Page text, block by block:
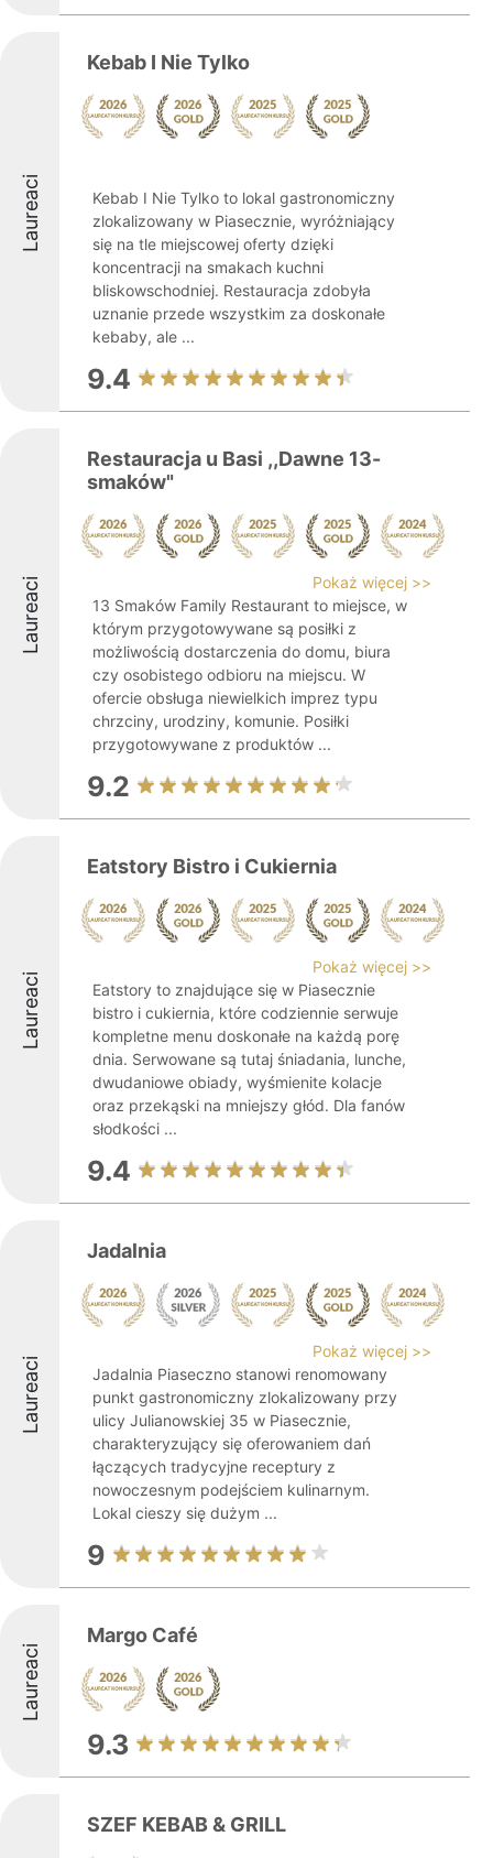
Laureaci
Kebab I Nie Tylko
Kebab I Nie Tylko to lokal gastronomiczny
zlokalizowany w Piasecznie, wyróżniający
się na tle miejscowej oferty dzięki
koncentracji na smakach kuchni
bliskowschodniej. Restauracja zdobyła
uznanie przede wszystkim za doskonałe
kebaby, ale ...
9.4
Laureaci
Restauracja u Basi ,,Dawne 13-
smaków"
Pokaż więcej >>
13 Smaków Family Restaurant to miejsce, w
którym przygotowywane są posiłki z
możliwością dostarczenia do domu, biura
czy osobistego odbioru na miejscu. W
ofercie obsługa niewielkich imprez typu
chrzciny, urodziny, komunie. Posiłki
przygotowywane z produktów ...
9.2
Laureaci
Eatstory Bistro i Cukiernia
Pokaż więcej >>
Eatstory to znajdujące się w Piasecznie
bistro i cukiernia, które codziennie serwuje
kompletne menu doskonałe na każdą porę
dnia. Serwowane są tutaj śniadania, lunche,
dwudaniowe obiady, wyśmienite kolacje
oraz przekąski na mniejszy głód. Dla fanów
słodkości ...
9.4
Laureaci
Jadalnia
Pokaż więcej >>
Jadalnia Piaseczno stanowi renomowany
punkt gastronomiczny zlokalizowany przy
ulicy Julianowskiej 35 w Piasecznie,
charakteryzujący się oferowaniem dań
łączących tradycyjne receptury z
nowoczesnym podejściem kulinarnym.
Lokal cieszy się dużym ...
9
Laureaci
Margo Café
9.3
SZEF KEBAB & GRILL